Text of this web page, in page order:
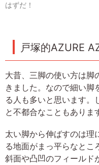
はずだ！
戸塚的AZURE
大昔、三脚の使い方は脚
きました。なので細い脚
る人も多いと思います。
と不都合なこともありま
太い脚から伸ばすのは理
る地面がまっ平らなとこ
斜面や凸凹のフィールド